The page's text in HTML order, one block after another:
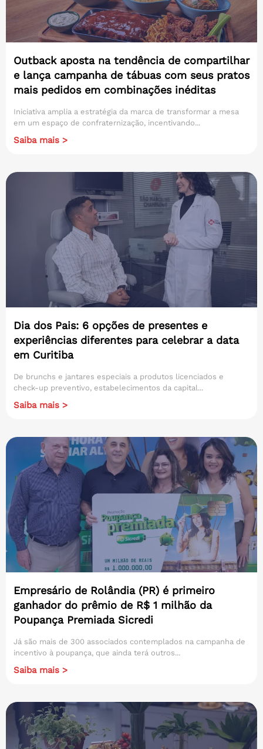
Outback aposta na tendência de compartilhar
e lança campanha de tábuas com seus pratos
mais pedidos em combinações inéditas
Iniciativa amplia a estratégia da marca de transformar a mesa
em um espaço de confraternização, incentivando...
Saiba mais >
Dia dos Pais: 6 opções de presentes e
experiências diferentes para celebrar a data
em Curitiba
De brunchs e jantares especiais a produtos licenciados e
check-up preventivo, estabelecimentos da capital...
Saiba mais >
Empresário de Rolândia (PR) é primeiro
ganhador do prêmio de R$ 1 milhão da
Poupança Premiada Sicredi
Já são mais de 300 associados contemplados na campanha de
incentivo à poupança, que ainda terá outros...
Saiba mais >